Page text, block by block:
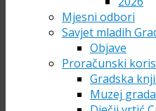
Mjesni odbori
Savjet mladih
Objave
Proračunski
Gradska
Muzej